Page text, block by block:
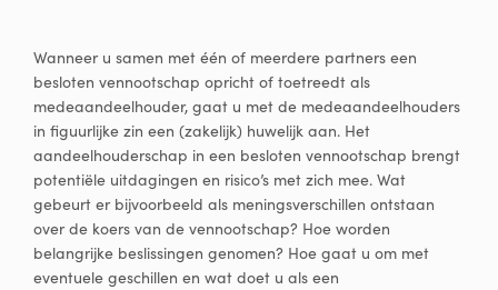
Wanneer u samen met één of meerdere partners een
besloten vennootschap opricht of toetreedt als
medeaandeelhouder, gaat u met de medeaandeelhouders
in figuurlijke zin een (zakelijk) huwelijk aan. Het
aandeelhouderschap in een besloten vennootschap brengt
potentiële uitdagingen en risico’s met zich mee. Wat
gebeurt er bijvoorbeeld als meningsverschillen ontstaan
over de koers van de vennootschap? Hoe worden
belangrijke beslissingen genomen? Hoe gaat u om met
eventuele geschillen en wat doet u als een